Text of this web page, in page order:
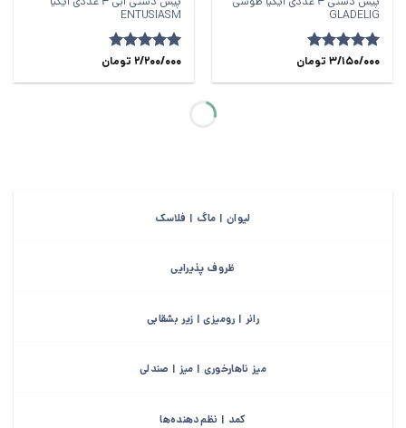
GLADELIG
امتیاز5از3/150/000 تومان
ENTUSIASM
امتیاز4.752/200/000 تومان
لیوان | ماگ | فلاسک
ظروف پذیرایی
رانر | رومیزی | زیر بشقابی
میز ناهارخوری | میز | صندلی
کمد | نظم‌دهنده‌ها